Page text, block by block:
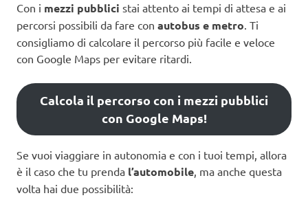
Con i mezzi pubblici stai attento ai tempi di attesa e ai
percorsi possibili da fare con autobus e metro. Ti
consigliamo di calcolare il percorso più facile e veloce
con Google Maps per evitare ritardi.
Calcola il percorso con i mezzi pubblici
con Google Maps!
Se vuoi viaggiare in autonomia e con i tuoi tempi, allora
è il caso che tu prenda l’automobile , ma anche questa
volta hai due possibilità: